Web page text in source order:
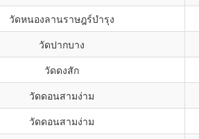
วัดหนองลานราษฎร์บำรุง
วัดปากบาง
วัดดงสัก
วัดดอนสามง่าม
วัดดอนสามง่าม